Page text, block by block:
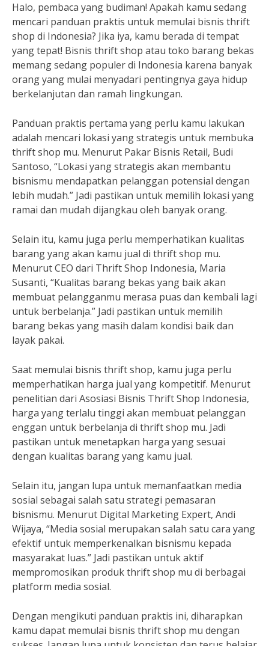
Halo, pembaca yang budiman! Apakah kamu sedang
mencari panduan praktis untuk memulai bisnis thrift
shop di Indonesia? Jika iya, kamu berada di tempat
yang tepat! Bisnis thrift shop atau toko barang bekas
memang sedang populer di Indonesia karena banyak
orang yang mulai menyadari pentingnya gaya hidup
berkelanjutan dan ramah lingkungan.
Panduan praktis pertama yang perlu kamu lakukan
adalah mencari lokasi yang strategis untuk membuka
thrift shop mu. Menurut Pakar Bisnis Retail, Budi
Santoso, “Lokasi yang strategis akan membantu
bisnismu mendapatkan pelanggan potensial dengan
lebih mudah.” Jadi pastikan untuk memilih lokasi yang
ramai dan mudah dijangkau oleh banyak orang.
Selain itu, kamu juga perlu memperhatikan kualitas
barang yang akan kamu jual di thrift shop mu.
Menurut CEO dari Thrift Shop Indonesia, Maria
Susanti, “Kualitas barang bekas yang baik akan
membuat pelangganmu merasa puas dan kembali lagi
untuk berbelanja.” Jadi pastikan untuk memilih
barang bekas yang masih dalam kondisi baik dan
layak pakai.
Saat memulai bisnis thrift shop, kamu juga perlu
memperhatikan harga jual yang kompetitif. Menurut
penelitian dari Asosiasi Bisnis Thrift Shop Indonesia,
harga yang terlalu tinggi akan membuat pelanggan
enggan untuk berbelanja di thrift shop mu. Jadi
pastikan untuk menetapkan harga yang sesuai
dengan kualitas barang yang kamu jual.
Selain itu, jangan lupa untuk memanfaatkan media
sosial sebagai salah satu strategi pemasaran
bisnismu. Menurut Digital Marketing Expert, Andi
Wijaya, “Media sosial merupakan salah satu cara yang
efektif untuk memperkenalkan bisnismu kepada
masyarakat luas.” Jadi pastikan untuk aktif
mempromosikan produk thrift shop mu di berbagai
platform media sosial.
Dengan mengikuti panduan praktis ini, diharapkan
kamu dapat memulai bisnis thrift shop mu dengan